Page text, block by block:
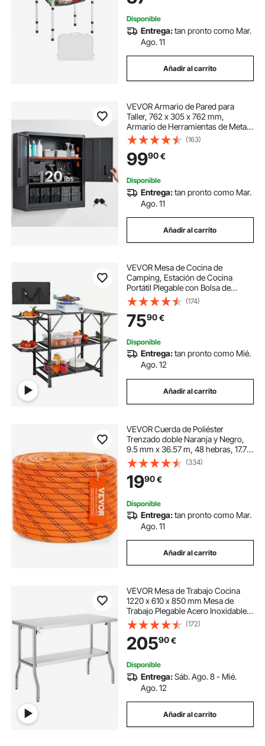
Plata
Disponible
Entrega:tan pronto como Mar.
Ago. 11
Añadir al carrito
VEVOR Armario de Pared para
Taller, 762 x 305 x 762 mm,
Armario de Herramientas de Metal
para Colgar con Puerta con
Cerradura, Capacidad de 163,3 kg,
para Garaje, Sótano, Cocina y
Almacén, Negro
(163)
9990€
Disponible
Entrega:tan pronto como Mar.
Ago. 11
Añadir al carrito
VEVOR Mesa de Cocina de
Camping, Estación de Cocina
Portátil Plegable con Bolsa de
Transporte, Mesa de Camping de
Aluminio de 126 x 46 x 81 cm para
Pícnics al Aire libre, Barbacoas,
Camping
(174)
7590€
Disponible
Entrega:tan pronto como Mié.
Ago. 12
Añadir al carrito
VEVOR Cuerda de Poliéster
Trenzado doble Naranja y Negro,
9.5 mm x 36.57 m, 48 ​​hebras, 17.79
kN de Resistencia a la Rotura
Cuerda de Escalada al Aire Libre
para Senderismo en Roca,
Camping, Columpio
(334)
1990€
Disponible
Entrega:tan pronto como Mar.
Ago. 11
Añadir al carrito
VEVOR Mesa de Trabajo Cocina
1220 x 610 x 850 mm Mesa de
Trabajo Plegable Acero Inoxidable
con Estante Extraíble 350 kg Carga
Mesa Acero Inoxidable con Pies
Ajustables para Camping Cocina
Comercial
(172)
20590€
Disponible
Entrega:Sáb. Ago. 8 - Mié.
Ago. 12
Añadir al carrito